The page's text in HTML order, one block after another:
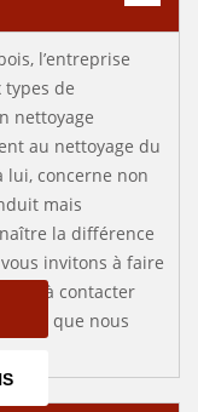
l’entreprise
de
nettoyage
au nettoyage du
lui, concerne non
mais
la différence
invitons à faire
pas à contacter
que nous